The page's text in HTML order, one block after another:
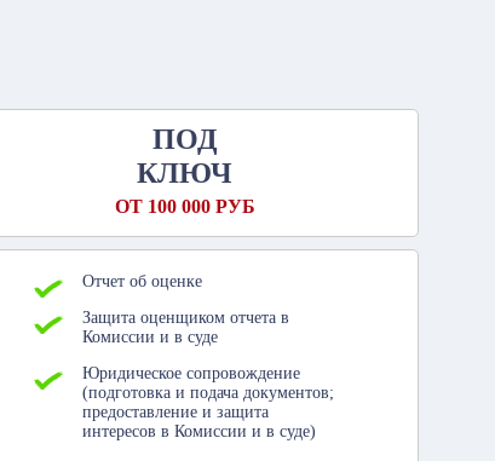
ПОД
КЛЮЧ
ОТ 100 000 РУБ
Отчет об оценке
Защита оценщиком отчета в
Комиссии и в суде
Юридическое сопровождение
(подготовка и подача документов;
предоставление и защита
интересов в Комиссии и в суде)